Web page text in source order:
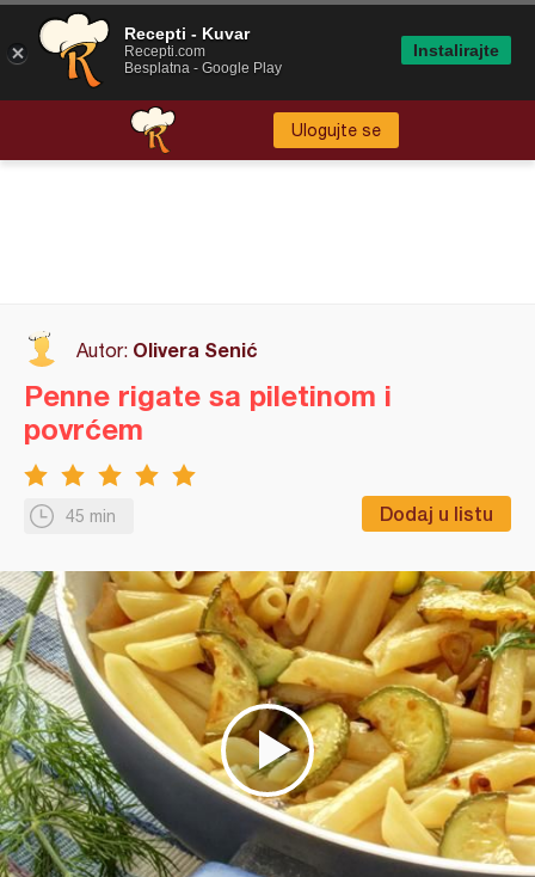
Ulogujte se
Autor: Olivera Senić
45 min Dodaj u listu
Penne rigate sa piletinom i
povrćem
Recepti - Kuvar
Recepti.com
Besplatna - Google Play
Instalirajte